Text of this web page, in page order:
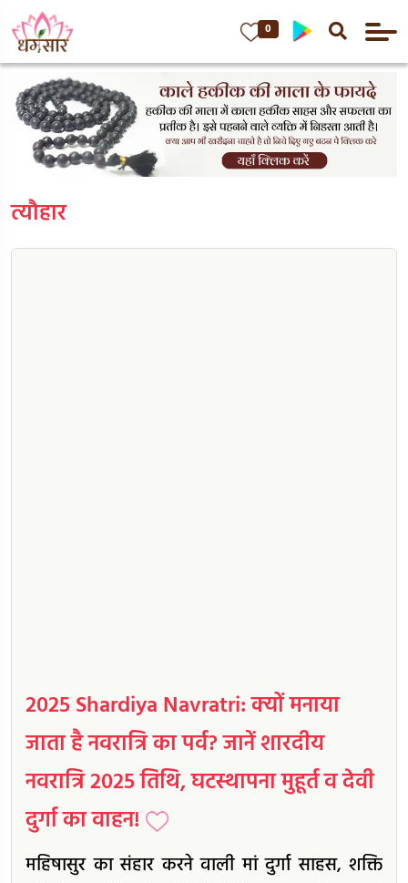
0
त्यौहार
2025 Shardiya Navratri: क्यों मनाया
जाता है नवरात्रि का पर्व? जानें शारदीय
नवरात्रि 2025 तिथि, घटस्थापना मुहूर्त व देवी
दुर्गा का वाहन!
महिषासुर का संहार करने वाली मां दुर्गा साहस, शक्ति